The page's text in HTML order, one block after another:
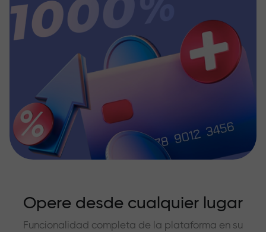
Opere desde cualquier lugar
Funcionalidad completa de la plataforma en su